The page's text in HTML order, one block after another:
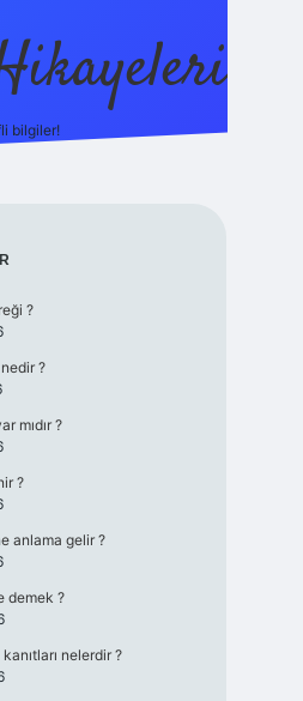
bilgiler!
?
?
mıdır ?
?
anlama gelir ?
demek ?
nelerdir ?